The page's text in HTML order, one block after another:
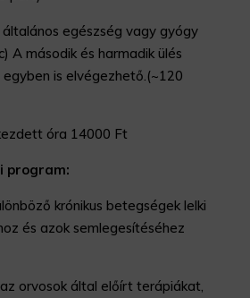
általános egészség vagy gyógy
A második és harmadik ülés
is elvégezhető.(~120
óra 14000 Ft
program:
krónikus betegségek lelki
és azok semlegesítéséhez
orvosok által előírt terápiákat,